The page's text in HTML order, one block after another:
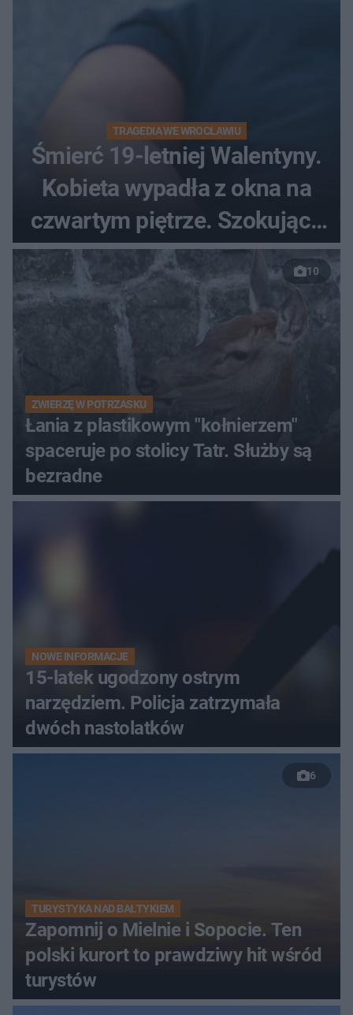
TRAGEDIA WE WROCŁAWIU
Śmierć 19-letniej Walentyny.
Kobieta wypadła z okna na
czwartym piętrze. Szokujące
nagranie trafiło do sieci
10
ZWIERZĘ W POTRZASKU
Łania z plastikowym "kołnierzem"
spaceruje po stolicy Tatr. Służby są
bezradne
NOWE INFORMACJE
15-latek ugodzony ostrym
narzędziem. Policja zatrzymała
dwóch nastolatków
6
TURYSTYKA NAD BAŁTYKIEM
Zapomnij o Mielnie i Sopocie. Ten
polski kurort to prawdziwy hit wśród
turystów